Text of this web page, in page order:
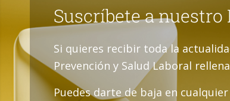
Suscríbete a nuestro
Si quieres recibir toda la
Prevención y Salud Laboral
Puedes darte de baja en